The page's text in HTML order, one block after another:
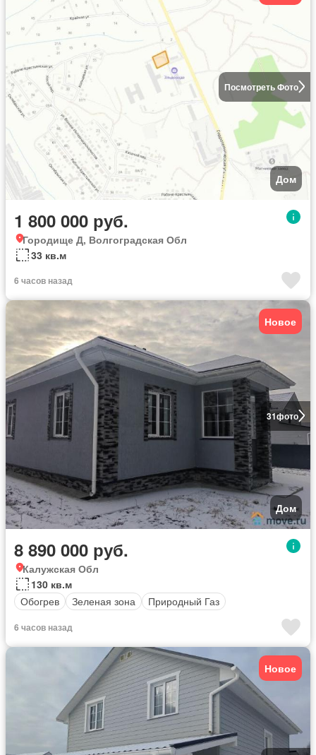
Посмотреть Фото
Дом
1 800 000 руб.
Городище Д, Волгоградская Обл
33 кв.м
6 часов назад
31фото
Новое
Дом
8 890 000 руб.
Калужская Обл
130 кв.м
Обогрев
Зеленая зона Природный Газ
6 часов назад
Новое